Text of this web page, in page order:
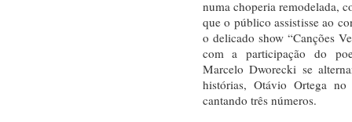
numa choperia remodelada,
que o público assistisse ao
o delicado show “Canções
com a participação do
Marcelo Dworecki se
histórias, Otávio Ortega
cantando três números.